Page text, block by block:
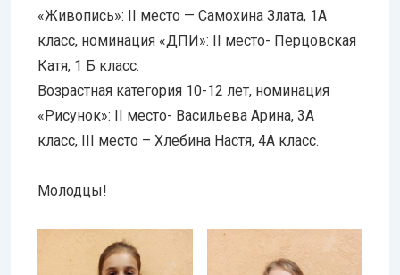
«Живопись»: II место — Самохина Злата, 1А
класс, номинация «ДПИ»: II место- Перцовская
Катя, 1 Б класс.
Возрастная категория 10-12 лет, номинация
«Рисунок»: II место- Васильева Арина, 3А
класс, III место – Хлебина Настя, 4А класс.
Молодцы!